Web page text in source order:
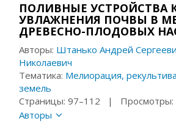
ПОЛИВНЫЕ УСТРОЙСТВА
УВЛАЖНЕНИЯ ПОЧВЫ В
ДРЕВЕСНО-ПЛОДОВЫХ
Авторы: Штанько Андрей
Николаевич
Тематика: Мелиорация,
земель
Страницы: 97–112 | Просмотры:
Авторы